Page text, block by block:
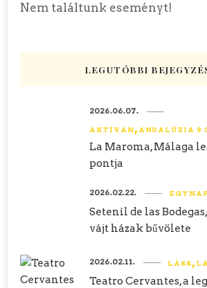
Nem találtunk eseményt!
LEGUTÓBBI
AKTÍVAN ANDALÚZIA 8
La Maroma, Málaga
pontja
2026.06.07.
Setenil de las
vájt házak bűvölete
2026.02.22.
LÁSS
Teatro Cervantes, a
2026.02.11.